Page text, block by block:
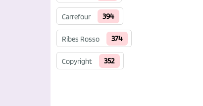
Carrefour 394
Ribes Rosso 374
Copyright 352